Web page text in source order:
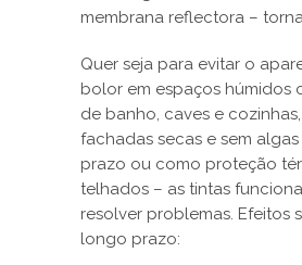
membrana reflectora –
Quer seja para evitar o
bolor em espaços húmidos
de banho, caves e
fachadas secas e sem
prazo ou como proteção
telhados – as tintas
resolver problemas. Efeitos
longo prazo: